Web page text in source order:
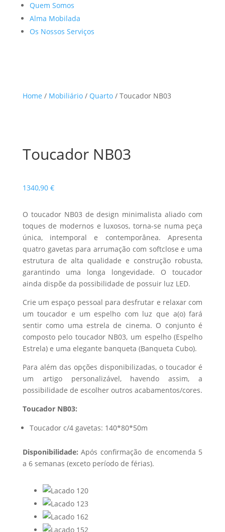
Quem Somos
Alma Mobilada
Os Nossos Serviços
Home / Mobiliário/ Quarto/ Toucador NB03
Toucador NB03
1340,90 €
O toucador NB03 de design minimalista aliado com
toques de modernos e luxosos, torna-se numa peça
única, intemporal e contemporânea. Apresenta
quatro gavetas para arrumação com softclose e uma
estrutura de alta qualidade e construção robusta,
garantindo uma longa longevidade. O toucador
ainda dispõe da possibilidade de possuir luz LED.
Crie um espaço pessoal para desfrutar e relaxar com
um toucador e um espelho com luz que a(o) fará
sentir como uma estrela de cinema. O conjunto é
composto pelo toucador NB03, um espelho (Espelho
Estrela) e uma elegante banqueta (Banqueta Cubo).
Para além das opções disponibilizadas, o toucador é
um artigo personalizável, havendo assim, a
possibilidade de escolher outros acabamentos/cores.
Toucador NB03:
Toucador c/4 gavetas: 140*80*50m
Disponibilidade: Após confirmação de encomenda 5
a 6 semanas (exceto período de férias).